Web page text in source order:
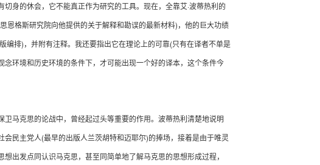
身的休会，它不能真正作为研究的工具。现在，全靠艾·波蒂热利的
恩格斯研究院向他提供的关于解释和勘误的最新材料) ，他的巨大功绩
编排) ，并附有注释。我还要指出它在理论上的可靠(只有在译者不单是
环境和历史环境的条件下，才可能出现一个好的译本，这个条件今
马克思的论战中，曾经起过头等重要的作用。波蒂热利清楚地说明
会民主党人(最早的出版人兰茨胡特和迈耶尔)的捧场，接着是由于唯灵
出发点同认识马克思，甚至同简单地了解马克思的思想形成过程，